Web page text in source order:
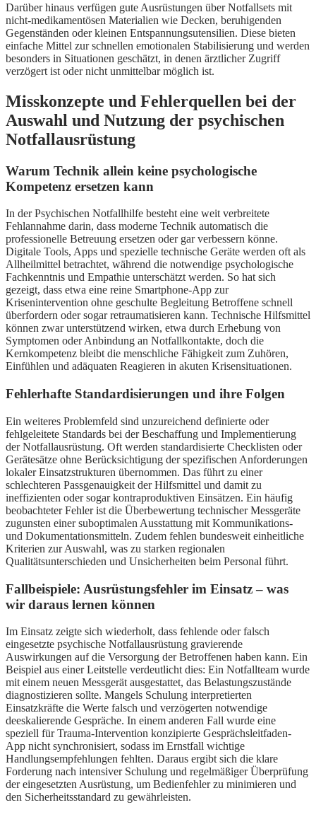
Darüber hinaus verfügen gute Ausrüstungen über Notfallsets mit
nicht-medikamentösen Materialien wie Decken, beruhigenden
Gegenständen oder kleinen Entspannungsutensilien. Diese bieten
einfache Mittel zur schnellen emotionalen Stabilisierung und werden
besonders in Situationen geschätzt, in denen ärztlicher Zugriff
verzögert ist oder nicht unmittelbar möglich ist.
Misskonzepte und Fehlerquellen bei der
Auswahl und Nutzung der psychischen
Notfallausrüstung
Warum Technik allein keine psychologische
Kompetenz ersetzen kann
In der Psychischen Notfallhilfe besteht eine weit verbreitete
Fehlannahme darin, dass moderne Technik automatisch die
professionelle Betreuung ersetzen oder gar verbessern könne.
Digitale Tools, Apps und spezielle technische Geräte werden oft als
Allheilmittel betrachtet, während die notwendige psychologische
Fachkenntnis und Empathie unterschätzt werden. So hat sich
gezeigt, dass etwa eine reine Smartphone-App zur
Krisenintervention ohne geschulte Begleitung Betroffene schnell
überfordern oder sogar retraumatisieren kann. Technische Hilfsmittel
können zwar unterstützend wirken, etwa durch Erhebung von
Symptomen oder Anbindung an Notfallkontakte, doch die
Kernkompetenz bleibt die menschliche Fähigkeit zum Zuhören,
Einfühlen und adäquaten Reagieren in akuten Krisensituationen.
Fehlerhafte Standardisierungen und ihre Folgen
Ein weiteres Problemfeld sind unzureichend definierte oder
fehlgeleitete Standards bei der Beschaffung und Implementierung
der Notfallausrüstung. Oft werden standardisierte Checklisten oder
Gerätesätze ohne Berücksichtigung der spezifischen Anforderungen
lokaler Einsatzstrukturen übernommen. Das führt zu einer
schlechteren Passgenauigkeit der Hilfsmittel und damit zu
ineffizienten oder sogar kontraproduktiven Einsätzen. Ein häufig
beobachteter Fehler ist die Überbewertung technischer Messgeräte
zugunsten einer suboptimalen Ausstattung mit Kommunikations-
und Dokumentationsmitteln. Zudem fehlen bundesweit einheitliche
Kriterien zur Auswahl, was zu starken regionalen
Qualitätsunterschieden und Unsicherheiten beim Personal führt.
Fallbeispiele: Ausrüstungsfehler im Einsatz – was
wir daraus lernen können
Im Einsatz zeigte sich wiederholt, dass fehlende oder falsch
eingesetzte psychische Notfallausrüstung gravierende
Auswirkungen auf die Versorgung der Betroffenen haben kann. Ein
Beispiel aus einer Leitstelle verdeutlicht dies: Ein Notfallteam wurde
mit einem neuen Messgerät ausgestattet, das Belastungszustände
diagnostizieren sollte. Mangels Schulung interpretierten
Einsatzkräfte die Werte falsch und verzögerten notwendige
deeskalierende Gespräche. In einem anderen Fall wurde eine
speziell für Trauma-Intervention konzipierte Gesprächsleitfaden-
App nicht synchronisiert, sodass im Ernstfall wichtige
Handlungsempfehlungen fehlten. Daraus ergibt sich die klare
Forderung nach intensiver Schulung und regelmäßiger Überprüfung
der eingesetzten Ausrüstung, um Bedienfehler zu minimieren und
den Sicherheitsstandard zu gewährleisten.